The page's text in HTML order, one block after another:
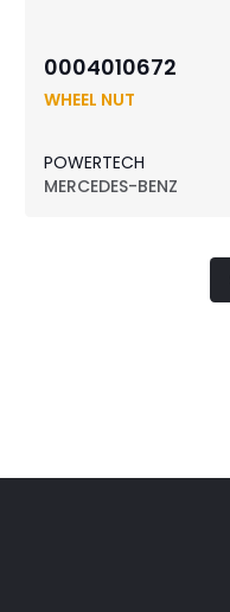
0004010672
WHEEL NUT
POWERTECH
MERCEDES-BENZ